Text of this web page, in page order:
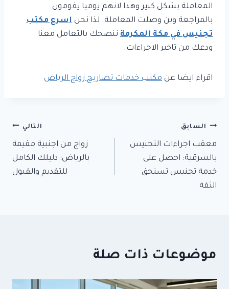
المعاملة بشكل كبير وهذا لانهم يوميا يقومون
بالمراجعة وين وصلت المعاملة. لذا نحن اسرع مكتب
تجنيس في مكة المكرمة ننصحك بالتعامل معنا
ودعك من تاخير الاجراءات.
اقراء ايضا عن مكتب خدمات تصاريح زواج الرياض
تصفّح
المقالات
السابق
معقب اجراءات التجنيس
بالشرقية: احصل على
خدمة تجنيس تستحق
الثقة
التالي
زواج من اجنبية مقيمة
بالرياض: دليلك الكامل
للتقديم والقبول
موضوعات ذات صلة